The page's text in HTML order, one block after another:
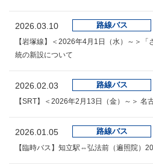
2026.03.10 路線バス
【岩塚線】＜2026年4月1日（水）～＞
統の新設について
2026.02.03 路線バス
【SRT】＜2026年2月13日（金）～＞ 名
2026.01.05 路線バス
【臨時バス】知立駅⇔弘法前（遍照院）